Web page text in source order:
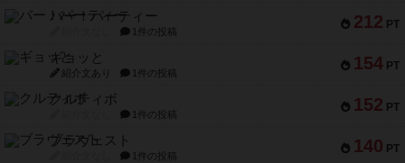
212 PT
バー！パーティー
1件の投稿
154 PT
ギョッと
紹介文あり 1件の投稿
152 PT
クルティボ
1件の投稿
140 PT
ブラヴェスト
1件の投稿